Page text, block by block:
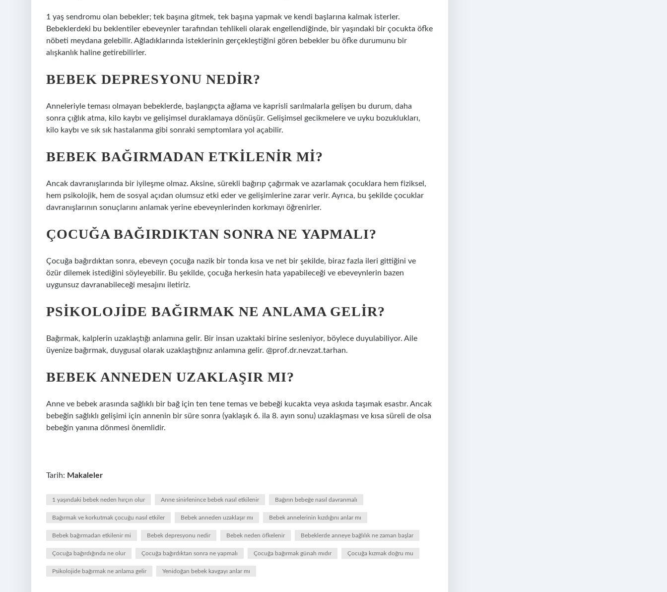
1 yaş sendromu olan bebekler; tek başına gitmek, tek başına yapmak ve kendi başlarına kalmak isterler.
Bebeklerdeki bu beklentiler ebeveynler tarafından tehlikeli olarak engellendiğinde, bir yaşındaki bir çocukta öfke
nöbeti meydana gelebilir. Ağladıklarında isteklerinin gerçekleştiğini gören bebekler bu öfke durumunu bir
alışkanlık haline getirebilirler.
BEBEK DEPRESYONU NEDIR?
Anneleriyle teması olmayan bebeklerde, başlangıçta ağlama ve kaprisli sarılmalarla gelişen bu durum, daha
sonra çığlık atma, kilo kaybı ve gelişimsel duraklamaya dönüşür. Gelişimsel gecikmelere ve uyku bozuklukları,
kilo kaybı ve sık sık hastalanma gibi sonraki semptomlara yol açabilir.
BEBEK BAĞIRMADAN ETKILENIR MI?
Ancak davranışlarında bir iyileşme olmaz. Aksine, sürekli bağırıp çağırmak ve azarlamak çocuklara hem fiziksel,
hem psikolojik, hem de sosyal açıdan olumsuz etki eder ve gelişimlerine zarar verir. Ayrıca, bu şekilde çocuklar
davranışlarının sonuçlarını anlamak yerine ebeveynlerinden korkmayı öğrenirler.
ÇOCUĞA BAĞIRDIKTAN SONRA NE YAPMALI?
Çocuğa bağırdıktan sonra, ebeveyn çocuğa nazik bir tonda kısa ve net bir şekilde, biraz fazla ileri gittiğini ve
özür dilemek istediğini söyleyebilir. Bu şekilde, çocuğa herkesin hata yapabileceği ve ebeveynlerin bazen
uygunsuz davranabileceği mesajını iletiriz.
PSIKOLOJIDE BAĞIRMAK NE ANLAMA GELIR?
Bağırmak, kalplerin uzaklaştığı anlamına gelir. Bir insan uzaktaki birine sesleniyor, böylece duyulabiliyor. Aile
üyenize bağırmak, duygusal olarak uzaklaştığınız anlamına gelir. @prof.dr.nevzat.tarhan.
BEBEK ANNEDEN UZAKLAŞIR MI?
Anne ve bebek arasında sağlıklı bir bağ için ten tene temas ve bebeği kucakta veya askıda taşımak esastır. Ancak
bebeğin sağlıklı gelişimi için annenin bir süre sonra (yaklaşık 6. ila 8. ayın sonu) uzaklaşması ve kısa süreli de olsa
bebeğin yanına dönmesi önemlidir.
Tarih: Makaleler
1 yaşındaki bebek neden hırçın olur Anne sinirlenince bebek nasıl etkilenir Bağırın bebeğe nasıl davranmalı
Bağırmak ve korkutmak çocuğu nasıl etkiler Bebek anneden uzaklaşır mı Bebek annelerinin kızdığını anlar mı
Bebek bağırmadan etkilenir mi Bebek depresyonu nedir Bebek neden öfkelenir Bebeklerde anneye bağlılık ne zaman başlar
Çocuğa bağırdığında ne olur Çocuğa bağırdıktan sonra ne yapmalı Çocuğa bağırmak günah mıdır Çocuğa kızmak doğru mu
Psikolojide bağırmak ne anlama gelir Yenidoğan bebek kavgayı anlar mı